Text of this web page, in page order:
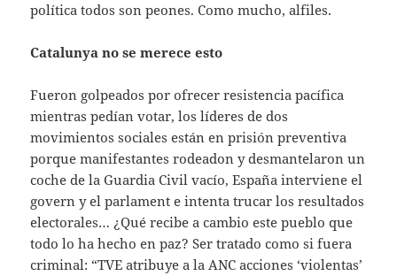
política todos son peones. Como mucho, alfiles.
Catalunya no se merece esto
Fueron golpeados por ofrecer resistencia pacífica
mientras pedían votar, los líderes de dos
movimientos sociales están en prisión preventiva
porque manifestantes rodeadon y desmantelaron un
coche de la Guardia Civil vacío, España interviene el
govern y el parlament e intenta trucar los resultados
electorales… ¿Qué recibe a cambio este pueblo que
todo lo ha hecho en paz? Ser tratado como si fuera
criminal: “TVE atribuye a la ANC acciones ‘violentas’